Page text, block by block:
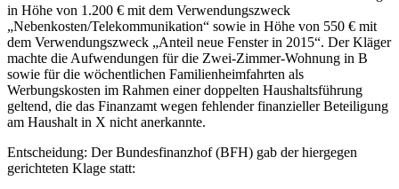
in Höhe von 1.200 € mit dem Verwendungszweck
„Nebenkosten/Telekommunikation“ sowie in Höhe von 550 € mit
dem Verwendungszweck „Anteil neue Fenster in 2015“. Der Kläger
machte die Aufwendungen für die Zwei-Zimmer-Wohnung in B
sowie für die wöchentlichen Familienheimfahrten als
Werbungskosten im Rahmen einer doppelten Haushaltsführung
geltend, die das Finanzamt wegen fehlender finanzieller Beteiligung
am Haushalt in X nicht anerkannte.
Entscheidung: Der Bundesfinanzhof (BFH) gab der hiergegen
gerichteten Klage statt: